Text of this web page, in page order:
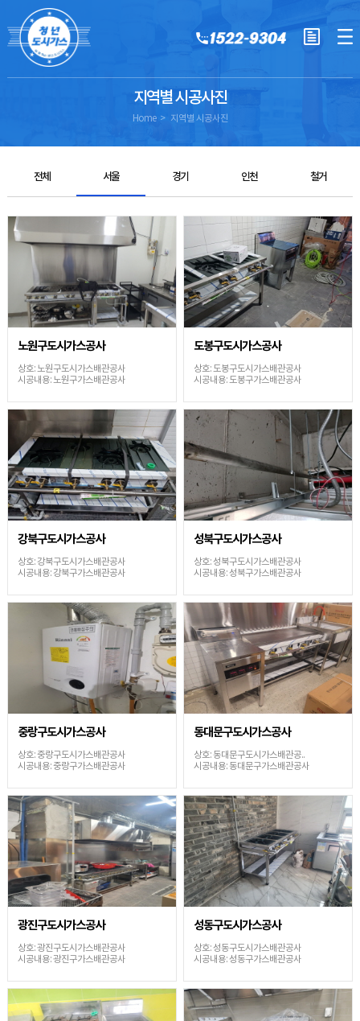
지역별 시공사진
Home 지역별 시공사진
전체 서울 경기 인천 철거
노원구도시가스공사
상호: 노원구도시가스배관공사
시공내용: 노원구가스배관공사
도봉구도시가스공사
상호: 도봉구도시가스배관공사
시공내용: 도봉구가스배관공사
강북구도시가스공사
상호: 강북구도시가스배관공사
시공내용: 강북구가스배관공사
성북구도시가스공사
상호: 성북구도시가스배관공사
시공내용: 성북구가스배관공사
중랑구도시가스공사
상호: 중랑구도시가스배관공사
시공내용: 중랑구가스배관공사
동대문구도시가스공사
상호: 동대문구도시가스배관공..
시공내용: 동대문구가스배관공사
광진구도시가스공사
상호: 광진구도시가스배관공사
시공내용: 광진구가스배관공사
성동구도시가스공사
상호: 성동구도시가스배관공사
시공내용: 성동구가스배관공사